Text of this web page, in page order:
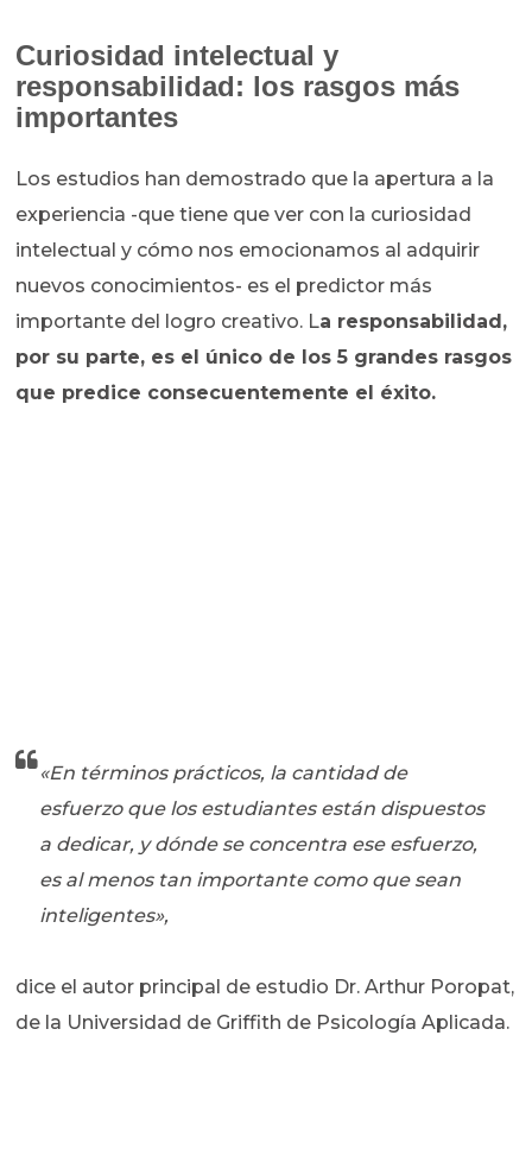
Curiosidad intelectual y
responsabilidad: los rasgos más
importantes
Los estudios han demostrado que la apertura a la
experiencia -que tiene que ver con la curiosidad
intelectual y cómo nos emocionamos al adquirir
nuevos conocimientos- es el predictor más
importante del logro creativo. La responsabilidad,
por su parte, es el único de los 5 grandes rasgos
que predice consecuentemente el éxito.
«En términos prácticos, la cantidad de
esfuerzo que los estudiantes están dispuestos
a dedicar, y dónde se concentra ese esfuerzo,
es al menos tan importante como que sean
inteligentes»,
dice el autor principal de estudio Dr. Arthur Poropat,
de la Universidad de Griffith de Psicología Aplicada.